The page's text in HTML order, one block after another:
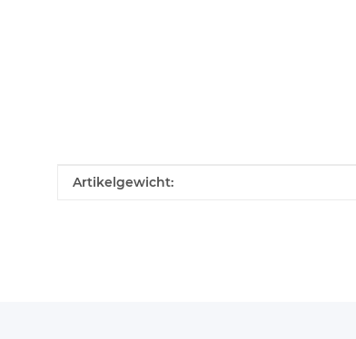
Produkteigenschaft
Wert
Artikelgewicht: